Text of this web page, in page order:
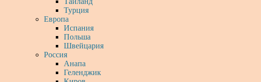
Турция
Европа
Испания
Польша
Швейцария
Россия
Анапа
Геленджик